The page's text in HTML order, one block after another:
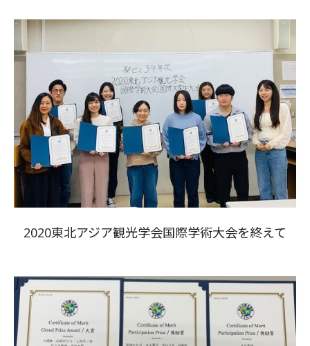
2020東北アジア観光学会国際学術大会を終えて